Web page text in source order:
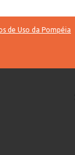
de Uso da Pompéia